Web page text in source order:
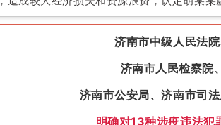
济南市中级人民法院
济南市人民检察院、
济南市公安局、济南市司
明确对13种涉疫违法犯